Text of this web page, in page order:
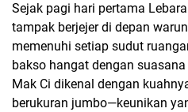
Sejak pagi hari pertama
tampak berjejer di depan
memenuhi setiap sudut
bakso hangat dengan
Mak Ci dikenal dengan
berukuran jumbo—keunikan